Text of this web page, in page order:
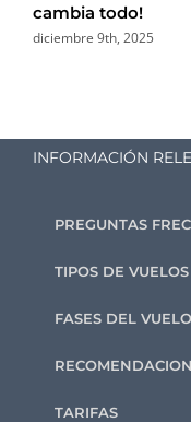
cambia todo!
diciembre 9th, 2025
INFORMACIÓN
PREGUNTAS
TIPOS DE VUELOS
FASES DEL VUELO
TARIFAS